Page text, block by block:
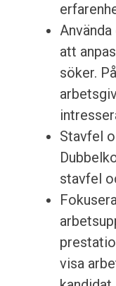
att
söker.
Stavfel
stavfel
visa